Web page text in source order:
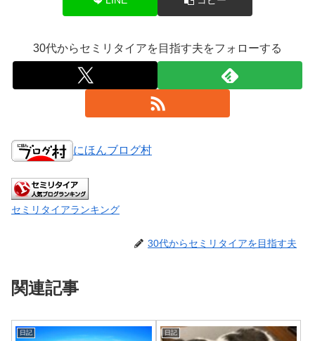
30代からセミリタイアを目指す夫をフォローする
にほんブログ村
セミリタイアランキング
30代からセミリタイアを目指す夫
関連記事
日記 日記